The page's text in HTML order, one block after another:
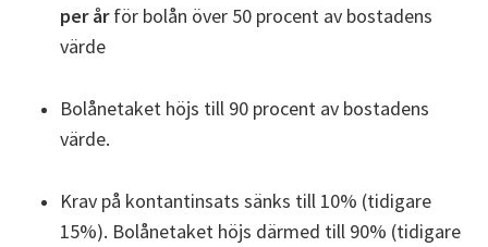
per årför bolån över 50 procent av bostadens
värde
Bolånetaket höjs till 90 procent av bostadens
värde.
Krav på kontantinsats sänks till 10% (tidigare
15%). Bolånetaket höjs därmed till 90% (tidigare